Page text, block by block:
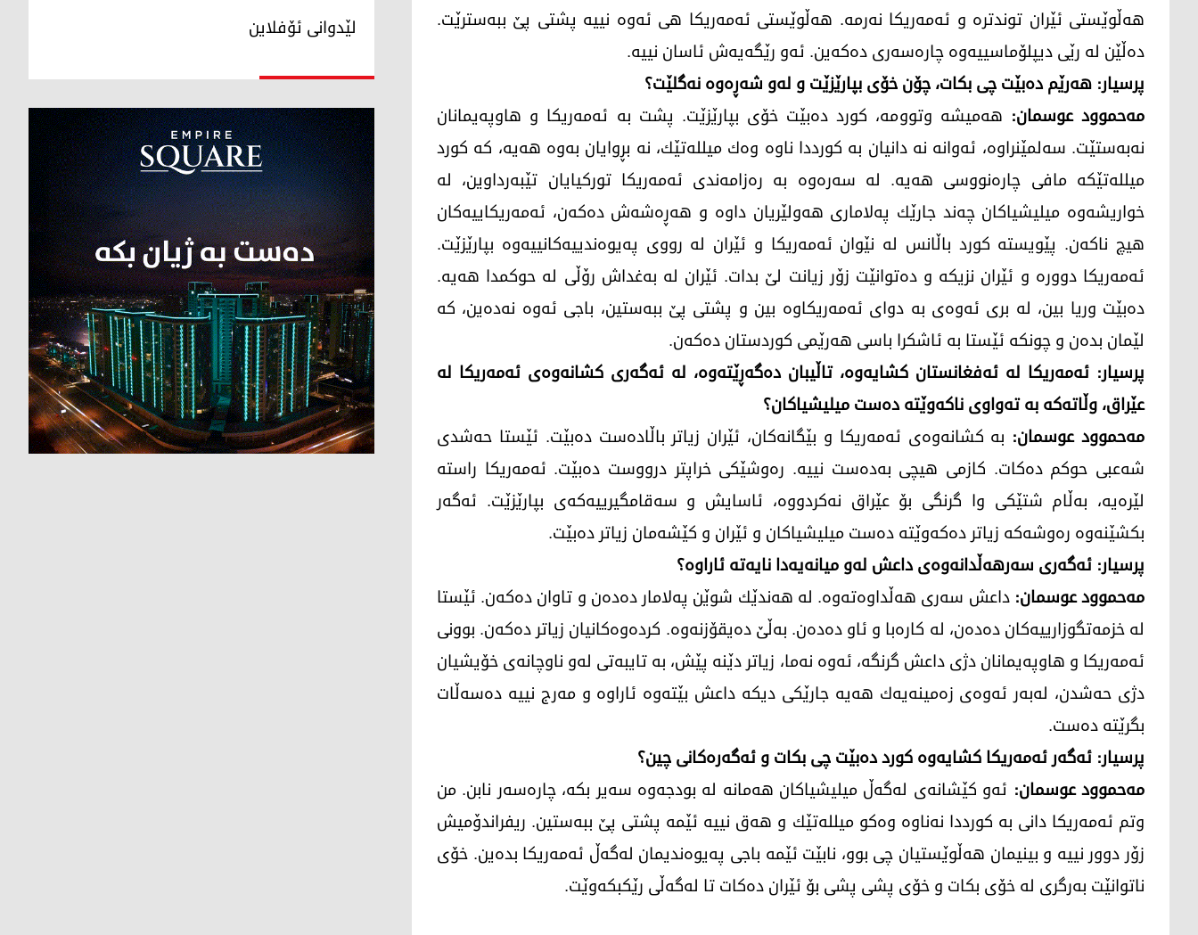
هه‌ڵوێستی ئێران توندتره‌ و ئه‌مه‌ریكا نه‌رمه‌. هه‌ڵوێستی ئه‌مه‌ریكا هی ئه‌وه‌ نییه‌ پشتی پێ ببه‌سترێت.
ده‌ڵێن له‌ رێی دیپلۆماسییه‌وه‌ چاره‌سه‌ری ده‌كه‌ین. ئه‌و رێگه‌یه‌ش ئاسان نییه‌.
پرسیار: هه‌رێم ده‌بێت چی بكات، چۆن خۆی بپارێزێت و له‌و شه‌ڕه‌وه‌ نه‌گلێت؟
مه‌حموود عوسمان: هه‌میشه‌ وتوومه‌، كورد ده‌بێت خۆی بپارێزێت. پشت به‌ ئه‌مه‌ریكا و هاوپه‌یمانان
نه‌به‌ستێت. سه‌لمێنراوه‌، ئه‌وانه‌ نه‌ دانیان به‌ كورددا ناوه‌ وه‌ك میلله‌تێك، نه‌ بڕوایان به‌وه‌ هه‌یه‌، كه‌ كورد
میلله‌تێكه‌ مافی چاره‌نووسی هه‌یه‌. له‌ سه‌ره‌وه‌ به‌ ره‌زامه‌ندی ئه‌مه‌ریكا توركیایان تێبه‌رداوین، له‌
خواریشه‌وه‌ میلیشیاكان چه‌ند جارێك په‌لاماری هه‌ولێریان داوه‌ و هه‌ڕه‌شه‌ش ده‌كه‌ن، ئه‌مه‌ریكاییه‌كان
هیچ ناكه‌ن. پێویسته‌ كورد باڵانس له‌ نێوان ئه‌مه‌ریكا و ئێران له‌ رووی په‌یوه‌ندییه‌كانییه‌وه‌ بپارێزێت.
ئه‌مه‌ریكا دووره‌ و ئێران نزیكه‌ و ده‌توانێت زۆر زیانت لێ بدات. ئێران له‌ به‌غداش رۆڵی له‌ حوكمدا هه‌یه‌.
ده‌بێت وریا بین، له‌ بری ئه‌وه‌ی به‌ دوای ئه‌مه‌ریكاوه‌ بین و پشتی پێ ببه‌ستین، باجی ئه‌وه‌ نه‌ده‌ین، كه‌
لێمان بده‌ن و چونكه‌ ئێستا به‌ ئاشكرا باسی هه‌رێمی كوردستان ده‌كه‌ن.
پرسیار: ئه‌مه‌ریكا له‌ ئه‌فغانستان كشایه‌وه‌، تاڵیبان ده‌گه‌ڕێته‌وه‌، له‌ ئه‌گه‌ری كشانه‌وه‌ی ئه‌مه‌ریكا له‌
عێراق، وڵاته‌كه‌ به‌ ته‌واوی ناكه‌وێته‌ ده‌ست میلیشیاكان؟
مه‌حموود عوسمان: به‌ كشانه‌وه‌ی ئه‌مه‌ریكا و بێگانه‌كان، ئێران زیاتر باڵاده‌ست ده‌بێت. ئێستا حه‌شدی
شه‌عبی حوكم ده‌كات. كازمی هیچی به‌ده‌ست نییه‌. ره‌وشێكی خراپتر درووست ده‌بێت. ئه‌مه‌ریكا راسته‌
لێره‌یه‌، به‌ڵام شتێكی وا گرنگی بۆ عێراق نه‌كردووه‌، ئاسایش و سه‌قامگیرییه‌كه‌ی بپارێزێت. ئه‌گه‌ر
بكشێنه‌وه‌ ره‌وشه‌كه‌ زیاتر ده‌كه‌وێته‌ ده‌ست میلیشیاكان و ئێران و كێشه‌مان زیاتر ده‌بێت.
پرسیار: ئه‌گه‌ری سه‌رهه‌ڵدانه‌وه‌ی داعش له‌و میانه‌یه‌دا نایه‌ته‌ ئاراوه‌؟
مه‌حموود عوسمان:داعش سه‌ری هه‌ڵداوه‌ته‌وه‌. له‌ هه‌ندێك شوێن په‌لامار ده‌ده‌ن و تاوان ده‌كه‌ن. ئێستا
له‌ خزمه‌تگوزارییه‌كان ده‌ده‌ن، له‌ كاره‌با و ئاو ده‌ده‌ن. به‌ڵێ ده‌یقۆزنه‌وه‌. كرده‌وه‌كانیان زیاتر ده‌كه‌ن. بوونی
ئه‌مه‌ریكا و هاوپه‌یمانان دژی داعش گرنگه‌، ئه‌وه‌ نه‌ما، زیاتر دێنه‌ پێش، به‌ تایبه‌تی له‌و ناوچانه‌ی خۆیشیان
دژی حه‌شدن، له‌به‌ر ئه‌وه‌ی زه‌مینه‌یه‌ك هه‌یه‌ جارێكی دیكه‌ داعش بێته‌وه‌ ئاراوه‌ و مه‌رج نییه‌ ده‌سه‌ڵات
بگرێته‌ ده‌ست.
پرسیار: ئه‌گه‌ر ئه‌مه‌ریكا كشایه‌وه‌ كورد ده‌بێت چی بكات و ئه‌گه‌ره‌كانی چین؟
مه‌حموود عوسمان: ئه‌و كێشانه‌ی له‌گه‌ڵ میلیشیاكان هه‌مانه‌ له‌ بودجه‌وه‌ سه‌یر بكه‌، چاره‌سه‌ر نابن. من
وتم ئه‌مه‌ریكا دانی به‌ كورددا نه‌ناوه‌ وه‌كو میلله‌تێك و هه‌ق نییه‌ ئێمه‌ پشتی پێ ببه‌ستین. ریفراندۆمیش
زۆر دوور نییه‌ و بینیمان هه‌ڵوێستیان چی بوو، نابێت ئێمه‌ باجی په‌یوه‌ندیمان له‌گه‌ڵ ئه‌مه‌ریكا بده‌ین. خۆی
ناتوانێت به‌رگری له‌ خۆی بكات و خۆی پشی پشی بۆ ئێران ده‌كات تا له‌گه‌ڵی رێكبكه‌وێت.
سەڵاح بەکر
لێدوانی ئۆفلاین